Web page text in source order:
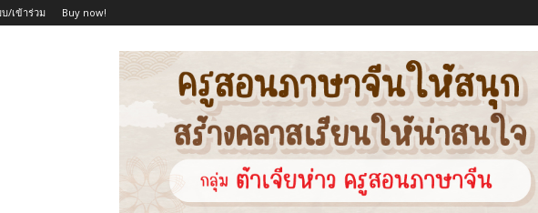
/เข้าร่วม Buy now!